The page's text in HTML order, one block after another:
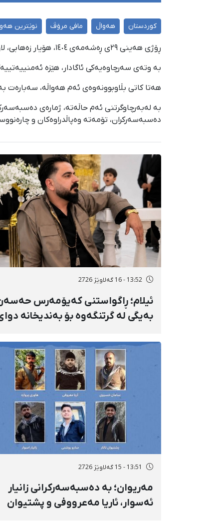
کوردستان هەواڵ مافی مرۆڤ نوێترین
ڕۆژی هەینی ٢٩ی ڕەشەمەی ١٤٠٤، هۆیار زەهابی، لاوی کوردی خەڵکی مەهاباد لەلایەن هێزە ئەمنییەتییەکانەوە دەسبەسەرکرا و بۆ شوێنێکی نادیار گواسترایەوە.
بە وتەی سەرچاوەیەکی ئاگادار، هێزە
هەتا کاتی بڵاوبوونەوەی ئەم هەواڵە، سەبارەت
بە لەبەرچاوگرتنی ئەم حاڵەتە، ژمارەی
دەسبەسەرکران، تۆمەتە وەپاڵدراوەکان و
13:52 - 16 گەلاوێژ 2726
ئیلام؛ ڕاگواستنی کەیۆمەرس
بەیگی لە گرتنگەوە بۆ بەندیخانە
توندوتیژانە
13:51 - 15 گەلاوێژ 2726
مەریوان؛ بە دەسبەسەرکرانی زانیار
ئەسوار، ئاریا مەعرووفی و پشتیوان